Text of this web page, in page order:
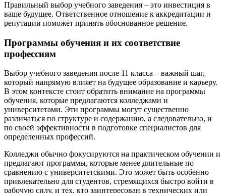
Правильный выбор учебного заведения – это инвестиция в
ваше будущее. Ответственное отношение к аккредитации и
репутации поможет принять обоснованное решение.
Программы обучения и их соответствие
профессиям
Выбор учебного заведения после 11 класса – важный шаг,
который напрямую влияет на будущее образование и карьеру.
В этом контексте стоит обратить внимание на программы
обучения, которые предлагаются колледжами и
университетами. Эти программы могут существенно
различаться по структуре и содержанию, а следовательно, и
по своей эффективности в подготовке специалистов для
определенных профессий.
Колледжи обычно фокусируются на практическом обучении и
предлагают программы, которые менее длительные по
сравнению с университетскими. Это может быть особенно
привлекательно для студентов, стремящихся быстро войти в
рабочую силу, и тех, кто заинтересован в технических или